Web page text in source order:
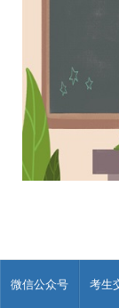
微信公众号 考生
论上月考试报名